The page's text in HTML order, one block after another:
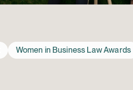
Women in Business Law Awards